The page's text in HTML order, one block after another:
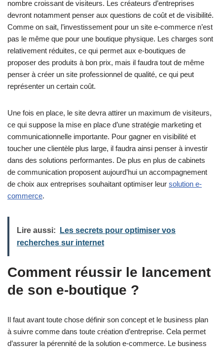
nombre croissant de visiteurs. Les créateurs d’entreprises
devront notamment penser aux questions de coût et de visibilité.
Comme on sait, l’investissement pour un site e-commerce n’est
pas le même que pour une boutique physique. Les charges sont
relativement réduites, ce qui permet aux e-boutiques de
proposer des produits à bon prix, mais il faudra tout de même
penser à créer un site professionnel de qualité, ce qui peut
représenter un certain coût.
Une fois en place, le site devra attirer un maximum de visiteurs,
ce qui suppose la mise en place d’une stratégie marketing et
communicationnelle importante. Pour gagner en visibilité et
toucher une clientèle plus large, il faudra ainsi penser à investir
dans des solutions performantes. De plus en plus de cabinets
de communication proposent aujourd’hui un accompagnement
de choix aux entreprises souhaitant optimiser leur solution e-
commerce.
Lire aussi:
Les secrets pour optimiser vos
recherches sur internet
Comment réussir le lancement
de son e-boutique ?
Il faut avant toute chose définir son concept et le business plan
à suivre comme dans toute création d’entreprise. Cela permet
d’assurer la pérennité de la solution e-commerce. Le business